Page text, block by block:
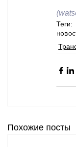
Теги:
Похожие посты